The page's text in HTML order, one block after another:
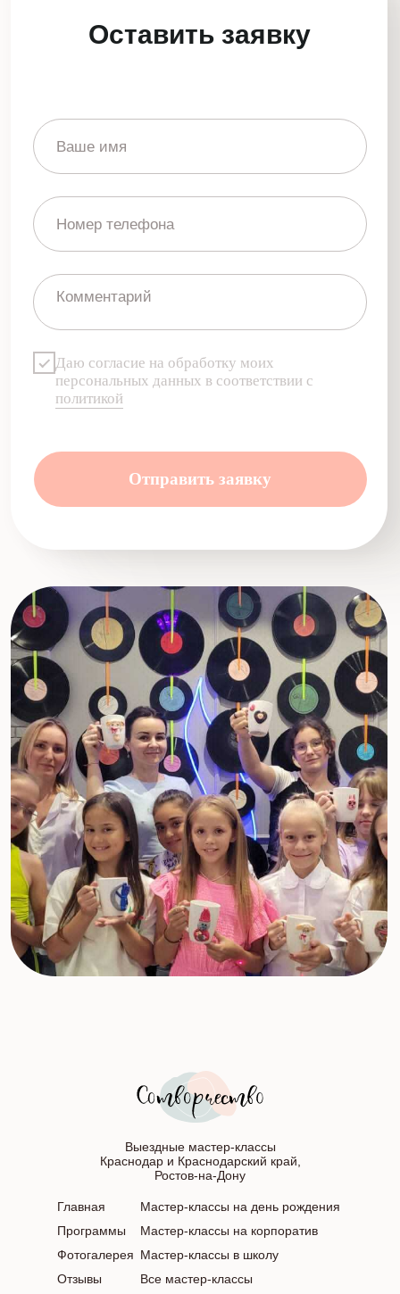
Выездные мастер-классы
Краснодар и Краснодарский край,
Ростов-на-Дону
Главная
Программы
Фотогалерея
Отзывы
Мастер-классы на день рождения
Мастер-классы на корпоратив
Мастер-классы в школу
Все мастер-классы